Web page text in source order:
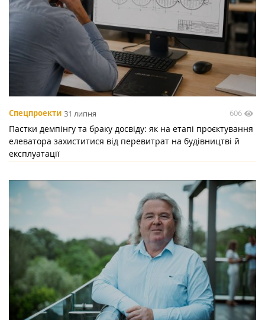
Спецпроекти 31 липня 606
Пастки демпінгу та браку досвіду: як на етапі проєктування
елеватора захиститися від перевитрат на будівництві й
експлуатації